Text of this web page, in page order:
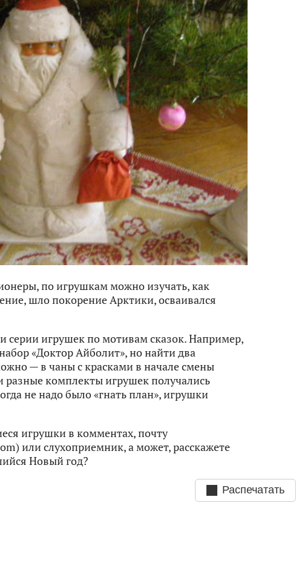
по игрушкам можно изучать, как
шло покорение Арктики, осваивался
серии игрушек по мотивам сказок. Например,
«Доктор Айболит», но найти два
— в чаны с красками в начале смены
разные комплекты игрушек получались
не надо было «гнать план», игрушки
игрушки в комментах, почту
или слухоприемник, а может, расскажете
Новый год?
Распечатать